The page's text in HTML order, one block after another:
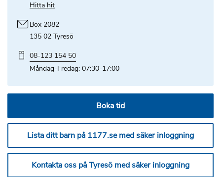
Hitta hit
Box 2082
135 02 Tyresö
Telefonnummer
08-123 154 50
Måndag-Fredag: 07:30-17:00
Boka tid
Lista ditt barn på 1177.se med säker inloggning
Kontakta oss på Tyresö med säker inloggning